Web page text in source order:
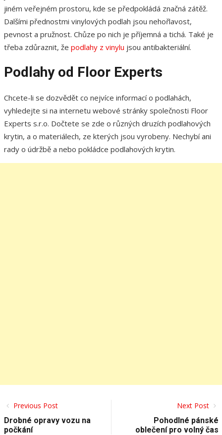
jiném veřejném prostoru, kde se předpokládá značná zátěž.
Dalšími přednostmi vinylových podlah jsou nehořlavost,
pevnost a pružnost. Chůze po nich je příjemná a tichá. Také je
třeba zdůraznit, že podlahy z vinylu jsou antibakteriální.
Podlahy od Floor Experts
Chcete-li se dozvědět co nejvíce informací o podlahách,
vyhledejte si na internetu webové stránky společnosti Floor
Experts s.r.o. Dočtete se zde o různých druzích podlahových
krytin, a o materiálech, ze kterých jsou vyrobeny. Nechybí ani
rady o údržbě a nebo pokládce podlahových krytin.
Previous Post
Drobné opravy vozu na
počkání
Next Post
Pohodlné pánské
oblečení pro volný čas